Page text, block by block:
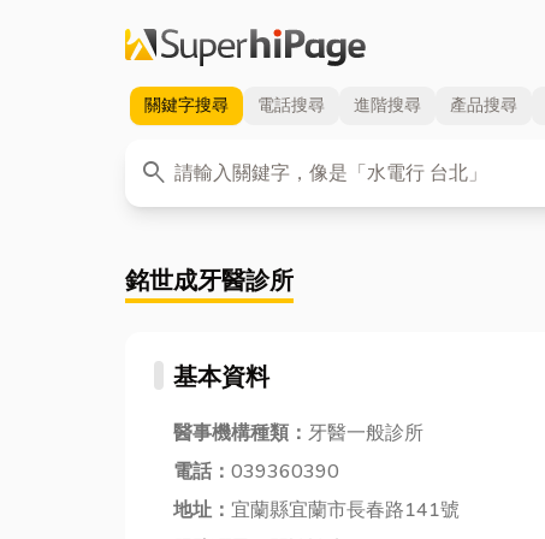
關鍵字搜尋 電話搜尋 進階搜尋 產品搜尋
search
關鍵字
銘世成牙醫診所
基本資料
醫事機構種類： 牙醫一般診所
電話： 039360390
地址： 宜蘭縣宜蘭市長春路141號